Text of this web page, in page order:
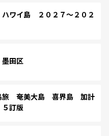
ワイ島 ２０２７～２０２
田区
旅 奄美大島 喜界島 加計
訂版